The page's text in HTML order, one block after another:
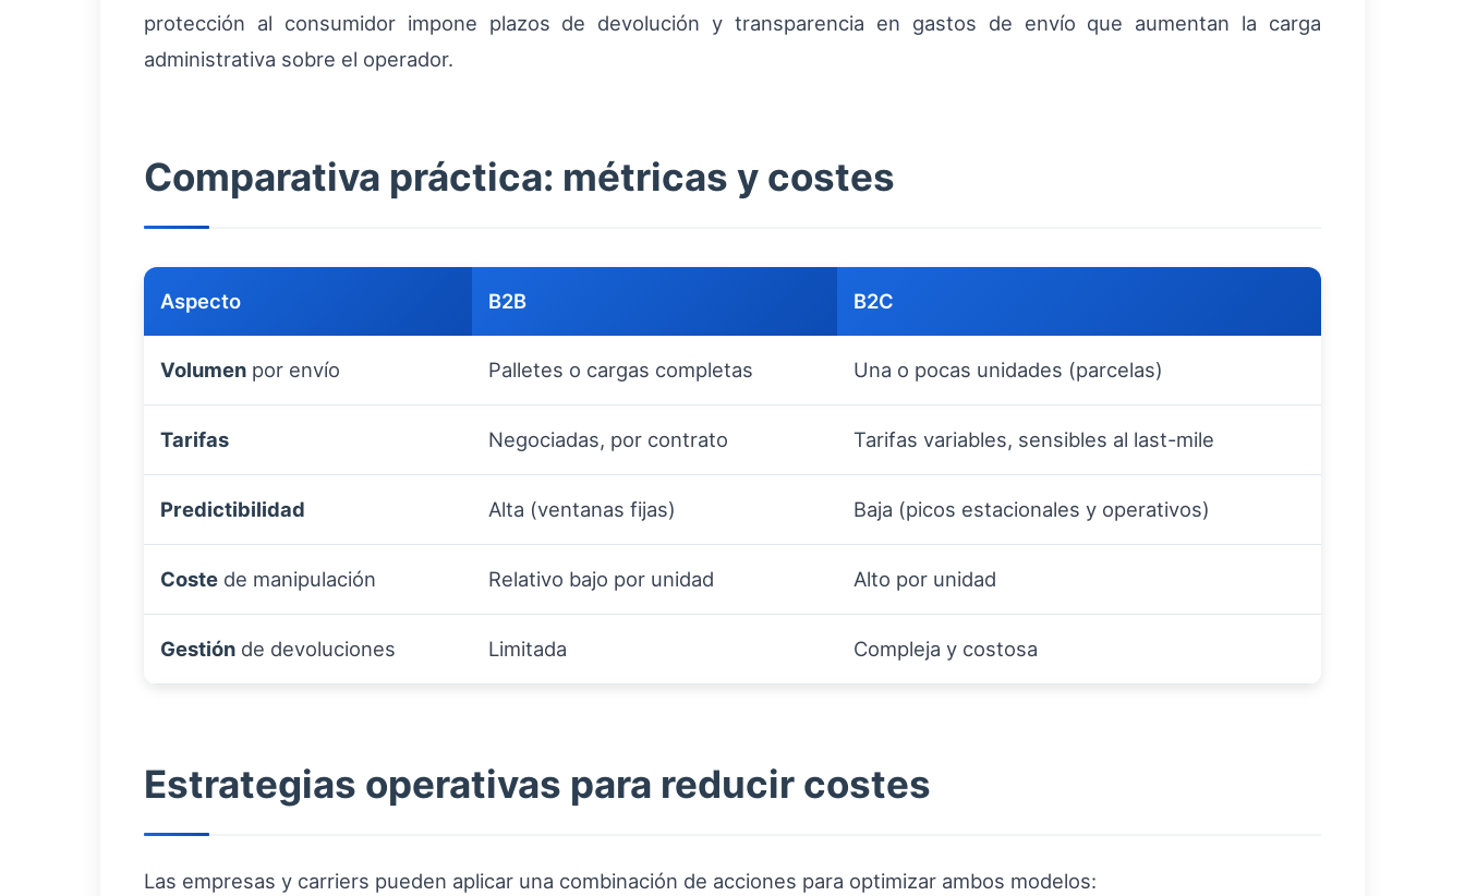
protección al consumidor impone plazos de devolución y transparencia en gastos de envío que aumentan la carga
administrativa sobre el operador.
Comparativa práctica: métricas y costes
Aspecto B2B B2C
Volumen por envío Palletes o cargas completas Una o pocas unidades (parcelas)
Tarifas Negociadas, por contrato Tarifas variables, sensibles al last-mile
Predictibilidad Alta (ventanas fijas) Baja (picos estacionales y operativos)
Coste de manipulación Relativo bajo por unidad Alto por unidad
Gestión de devoluciones Limitada Compleja y costosa
Estrategias operativas para reducir costes
Las empresas y carriers pueden aplicar una combinación de acciones para optimizar ambos modelos: